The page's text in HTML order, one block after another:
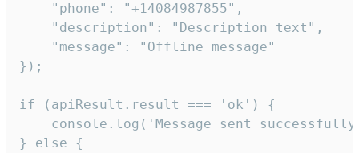
    "phone": "+14084987855",
    "description": "Description text",
    "message": "Offline message"
});
if (apiResult.result === 'ok') {
console.log('Message sent
} else {